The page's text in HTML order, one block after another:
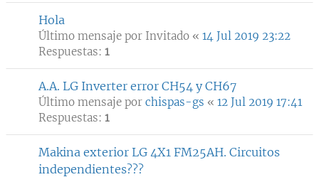
Hola
Último mensaje por Invitado « 14 Jul 2019 23:22
Respuestas: 1
A.A. LG Inverter error CH54 y CH67
Último mensaje por chispas-gs « 12 Jul 2019 17:41
Respuestas: 1
Makina exterior LG 4X1 FM25AH. Circuitos
independientes???